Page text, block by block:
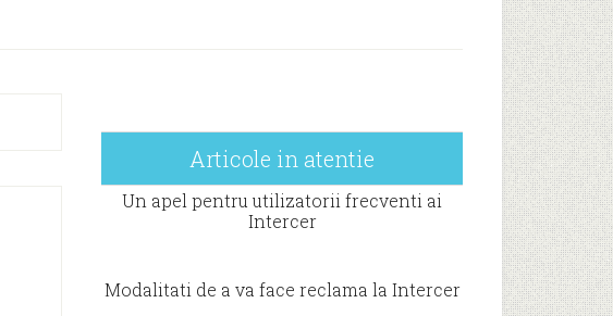
Articole in atentie
Un apel pentru utilizatorii frecventi ai
Intercer
Modalitati de a va face reclama la Intercer